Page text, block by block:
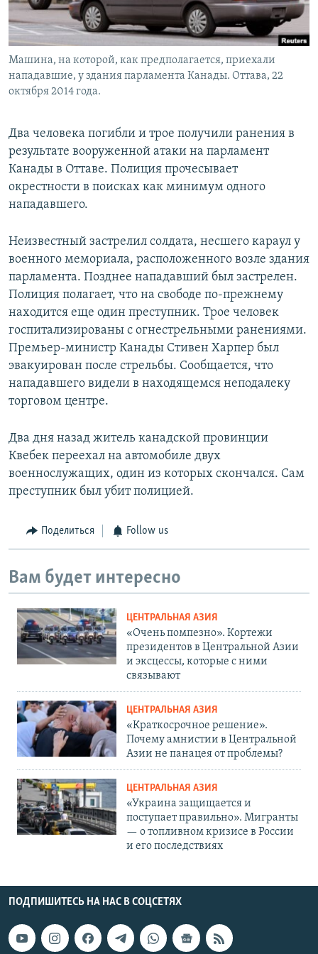
Машина, на которой, как предполагается, приехали
нападавшие, у здания парламента Канады. Оттава, 22
октября 2014 года.
Два человека погибли и трое получили ранения в
результате вооруженной атаки на парламент
Канады в Оттаве. Полиция прочесывает
окрестности в поисках как минимум одного
нападавшего.
Неизвестный застрелил солдата, несшего караул у
военного мемориала, расположенного возле здания
парламента. Позднее нападавший был застрелен.
Полиция полагает, что на свободе по-прежнему
находится еще один преступник. Трое человек
госпитализированы с огнестрельными ранениями.
Премьер-министр Канады Стивен Харпер был
эвакуирован после стрельбы. Сообщается, что
нападавшего видели в находящемся неподалеку
торговом центре.
Два дня назад житель канадской провинции
Квебек переехал на автомобиле двух
военнослужащих, один из которых скончался. Сам
преступник был убит полицией.
Поделиться Follow us
Вам будет интересно
ЦЕНТРАЛЬНАЯ АЗИЯ
«Очень помпезно». Кортежи
президентов в Центральной Азии
и эксцессы, которые с ними
связывают
ЦЕНТРАЛЬНАЯ АЗИЯ
«Краткосрочное решение».
Почему амнистии в Центральной
Азии не панацея от проблемы?
ЦЕНТРАЛЬНАЯ АЗИЯ
«Украина защищается и
поступает правильно». Мигранты
— о топливном кризисе в России
и его последствиях
ПОДПИШИТЕСЬ НА НАС В СОЦСЕТЯХ